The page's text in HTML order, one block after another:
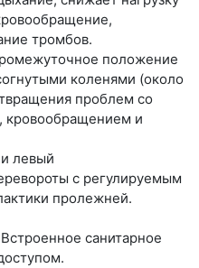
тромбов.
положение
коленями (около
проблем со
кровообращением и
левый
с регулируемым
пролежней.
санитарное